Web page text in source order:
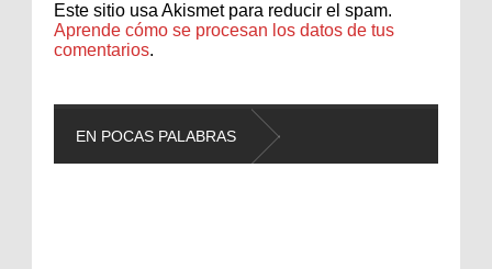
Este sitio usa Akismet para reducir el spam.
Aprende cómo se procesan los datos de tus
comentarios.
EN POCAS PALABRAS